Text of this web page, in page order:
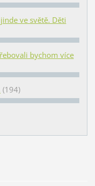
ve světě. Děti
bychom více
(194)